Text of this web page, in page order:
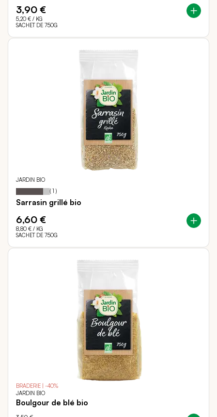
3,90 €
5,20 € / KG
SACHET DE 750G
JARDIN BIO
Notation: 80
% of
( 1 )
Sarrasin grillé bio
6,60 €
8,80 € / KG
SACHET DE 750G
BRADERIE | -40%
JARDIN BIO
Boulgour de blé bio